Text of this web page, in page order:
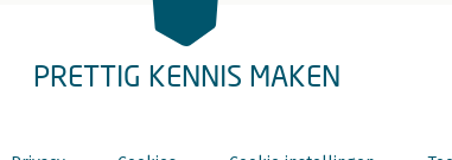
PRETTIG KENNIS MAKEN